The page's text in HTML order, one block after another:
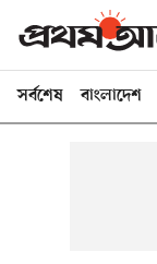
সর্বশেষ বাংলাদেশ